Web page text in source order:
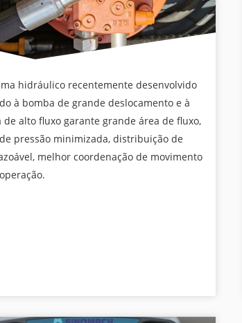
hidráulico recentemente desenvolvido
à bomba de grande deslocamento e à
de alto fluxo garante grande área de fluxo,
pressão minimizada, distribuição de
melhor coordenação de movimento